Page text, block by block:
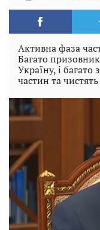
Активна фаза
Багато
Україну, і
частин та